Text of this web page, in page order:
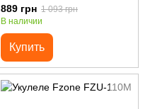
889 грн 1 093 грн
В наличии
Купить